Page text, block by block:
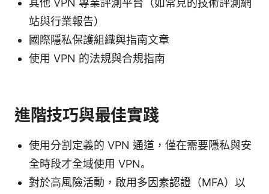
其他 VPN 專業評測平台（如常見的技術評測網
站與行業報告）
國際隱私保護組織與指南文章
使用 VPN 的法規與合規指南
進階技巧與最佳實踐
使用分割定義的 VPN 通道，僅在需要隱私與安
全時段才全域使用 VPN。
對於高風險活動，啟用多因素認證（MFA）以